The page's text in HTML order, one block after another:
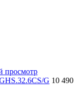
просмотр
G 10 490